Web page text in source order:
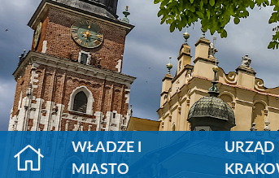
WŁADZE I
MIASTO
URZĄD